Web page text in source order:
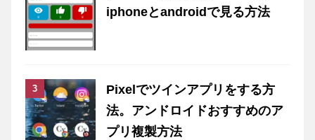
iphoneとandroidで見る方法
Pixelでツインアプリをする方
法。アンドロイドおすすめのア
プリ複製方法